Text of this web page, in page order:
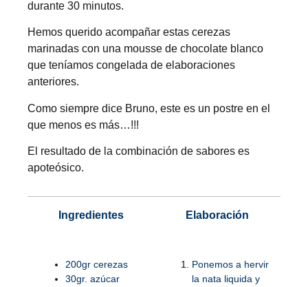
durante 30 minutos.
Hemos querido acompañar estas cerezas
marinadas con una mousse de chocolate blanco
que teníamos congelada de elaboraciones
anteriores.
Como siempre dice Bruno, este es un postre en el
que menos es más…!!!
El resultado de la combinación de sabores es
apoteósico.
Ingredientes
200gr cerezas
30gr. azúcar
Elaboración
Ponemos a hervir
la nata liquida y